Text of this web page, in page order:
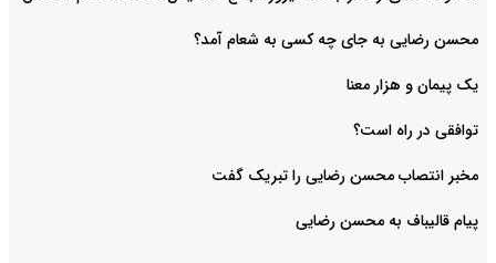
محسن رضایی به جای چه کسی به شعام آمد؟
یک پیمان و هزار معنا
توافقی در راه است؟
مخبر انتصاب محسن رضایی را تبریک گفت
پیام قالیباف به محسن رضایی